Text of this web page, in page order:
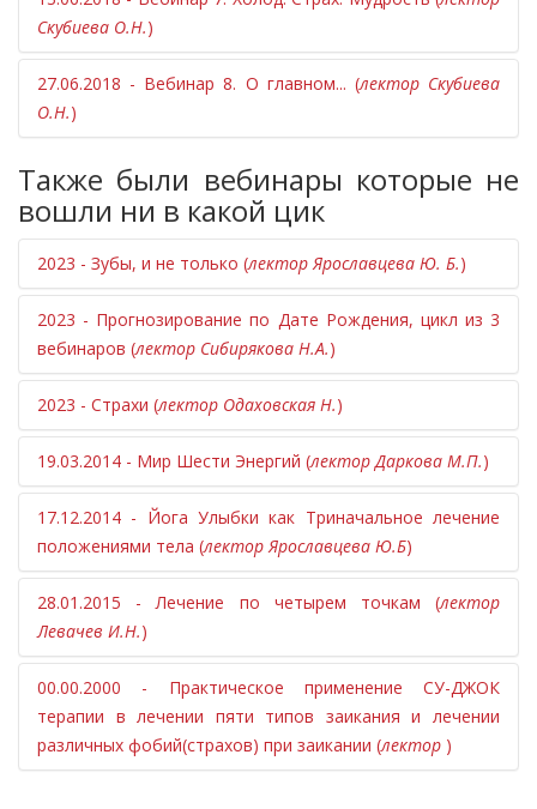
Скубиева О.Н.)
27.06.2018 - Вебинар 8. О главном... (лектор Скубиева
О.Н.)
Также были вебинары которые не
вошли ни в какой цик
2023 - Зубы, и не только (лектор Ярославцева Ю. Б.)
Подробно разберем Триначальные подходы к
лечению патологии зубов
Вернемся к теме лечения выпадения волос - как
запустить образование нового волосяного
фолликула?
Восстановление функции митохондрий - этих
энергетических станций клетки, - одно из
актуальных, даже модных направлений
современной медицины.
Поделюсь предварительной Триначальной
классификацией органелл клетки и выходом на
митохондрии.
2023 - Прогнозирование по Дате Рождения, цикл из 3
вебинаров (лектор Сибирякова Н.А.)
Мини-цикл вебинаров (3 ВЕБИНАРА) по теме
«Прогнозирование по дате рождения». Начиная
знакомство с пациентом, мы всегда интересуемся
датой его рождения. Но не всегда используем её для
дальнейшей работы. Пожалуй, только для расчета
хронопунктуры. Однако дата рождения может очень
много сказать о характере и судьбе человека,
состоянии его изначального, возможно даже
генетического, здоровья; дать подсказки для
коррекции характера и профилактики здоровья.
2023 - Страхи (лектор Одаховская Н.)
Комплексное лечение страхов методами Су Джок
терапии.
На вебинаре мы подробно рассмотрим многообразие
страхов и фобий, систематизированных согласно
Триначальную Последовательность страхов и
дополнительные Триначальные модели к ней.
Мы обсудим Триначальную логику, стоящую за
Триначальной Последовательностью страхов. Это
даст возможность более прицельной работы с
психологическими проблемами пациентов. Рассмотрим
19.03.2014 - Мир Шести Энергий (лектор Даркова М.П.)
17.12.2014 - Йога Улыбки как Триначальное лечение
положениями тела (лектор Ярославцева Ю.Б)
28.01.2015 - Лечение по четырем точкам (лектор
Левачев И.Н.)
00.00.2000 - Практическое применение СУ-ДЖОК
терапии в лечении пяти типов заикания и лечении
различных фобий(страхов) при заикании (лектор )